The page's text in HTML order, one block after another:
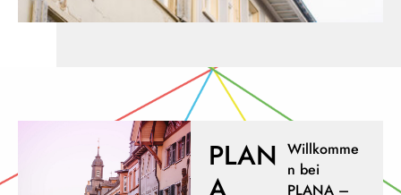
PLAN Willkomme
n bei
PLANA –